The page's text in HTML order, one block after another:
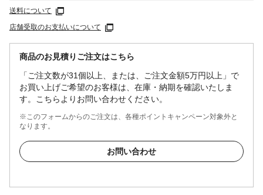
送料について
店舗受取のお支払いについて
商品のお見積りご注文はこちら
「ご注文数が31個以上、または、ご注文金額5万円以上」で
お買い上げご希望のお客様は、在庫・納期を確認いたしま
す。こちらよりお問い合わせください。
※このフォームからのご注文は、各種ポイントキャンペーン対象外と
なります。
お問い合わせ